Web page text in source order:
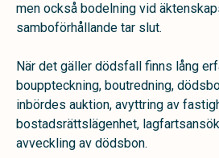
men också bodelning vid
samboförhållande tar slut.
När det gäller dödsfall finns lång
bouppteckning, boutredning,
inbördes auktion, avyttring av
bostadsrättslägenhet,
avveckling av dödsbon.